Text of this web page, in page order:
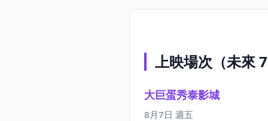
上映場次（未來
大巨蛋秀泰影城
8月7日 週五